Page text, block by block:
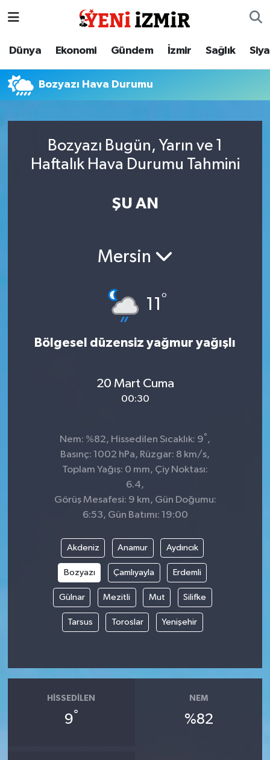
Dünya Ekonomi Gündem İzmir Sağlık
Bozyazı Hava Durumu
Bozyazı Bugün, Yarın ve 1
Haftalık Hava Durumu Tahmini
ŞU AN
Mersin
11 °
Bölgesel düzensiz yağmur yağışlı
20 Mart Cuma
00:30
Nem: %82, Hissedilen Sıcaklık: 9° ,
Basınç: 1002 hPa, Rüzgar: 8 km/s,
Toplam Yağış: 0 mm, Çiy Noktası:
6.4,
Görüş Mesafesi: 9 km, Gün Doğumu:
6:53, Gün Batımı: 19:00
Akdeniz Anamur Aydıncık
Bozyazı Çamlıyayla Erdemli
Gülnar Mezitli Mut Silifke
Tarsus Toroslar Yenişehir
HISSEDILEN
9°
NEM
%82
Dünya
İzmir
Sağlık
İzmir Nöbetçi Eczaneler
İzmir Trafik Yoğunluk Haritası
Süper Lig Puan Durumu ve Fikstür